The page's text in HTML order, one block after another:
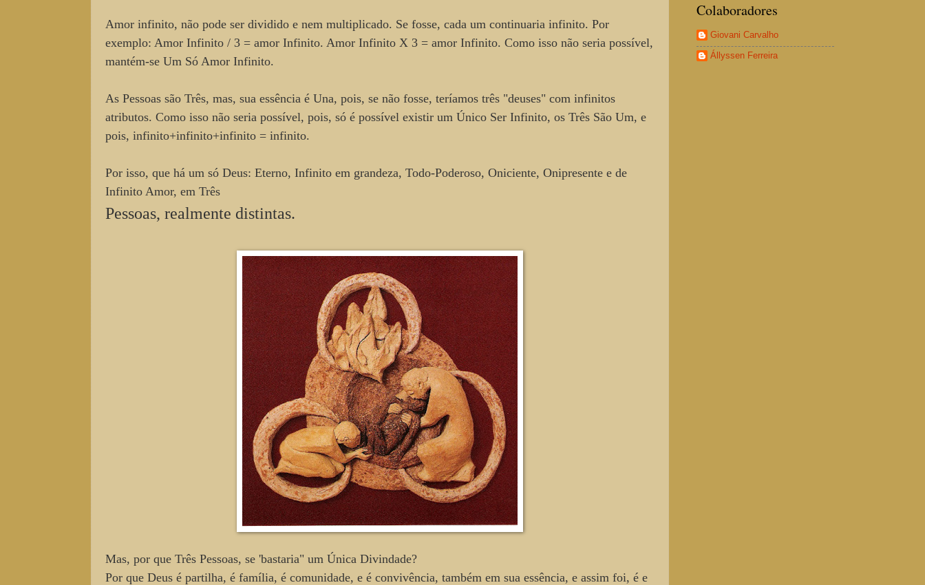
Amor infinito, não pode ser dividido e nem multiplicado. Se fosse, cada um continuaria infinito. Por
exemplo: Amor Infinito / 3 = amor Infinito. Amor Infinito X 3 = amor Infinito. Como isso não seria possível,
mantém-se Um Só Amor Infinito.
As Pessoas são Três, mas, sua essência é Una, pois, se não fosse, teríamos três "deuses" com infinitos
atributos. Como isso não seria possível, pois, só é possível existir um Único Ser Infinito, os Três São Um, e
pois, infinito+infinito+infinito = infinito.
Por isso, que há um só Deus: Eterno, Infinito em grandeza, Todo-Poderoso, Oniciente, Onipresente e de
Infinito Amor, em Três
Pessoas, realmente distintas.
Mas, por que Três Pessoas, se 'bastaria" um Única Divindade?
Por que Deus é partilha, é família, é comunidade, e é convivência, também em sua essência, e assim foi, é e
Colaboradores
Giovani Carvalho
Állyssen Ferreira